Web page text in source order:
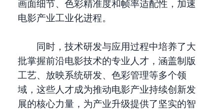
画面细节、色彩精准度和帧率适配性，加速
电影产业工业化进程。
同时，技术研发与应用过程中培养了大
批掌握前沿电影技术的专业人才，涵盖制版
工艺、放映系统研发、色彩管理等多个领
域，这些人才成为推动电影产业持续创新发
展的核心力量，为产业升级提供了坚实的智